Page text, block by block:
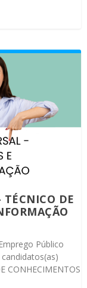
TÉCNICO DE
Público
CONHECIMENTOS